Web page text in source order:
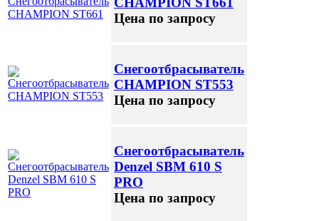
Цена по запросу
Снегоотбрасыватель
CHAMPION ST553
Цена по запросу
Снегоотбрасыватель
Denzel SBМ 610 S
PRO
Цена по запросу